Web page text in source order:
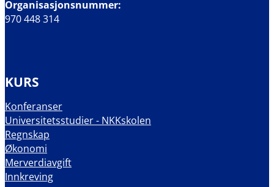
Organisasjonsnummer:
970 448 314
KURS
Konferanser
Universitetsstudier - NKKskolen
Regnskap
Økonomi
Merverdiavgift
Innkreving